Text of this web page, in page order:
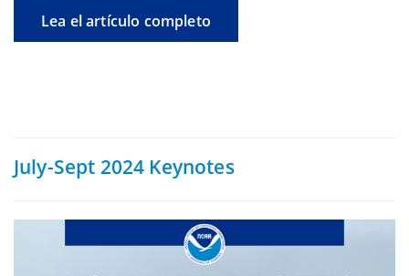
Lea el artículo completo
July-Sept 2024 Keynotes